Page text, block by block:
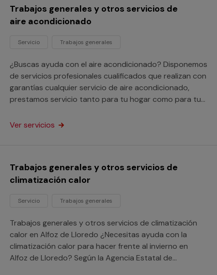
Trabajos generales y otros servicios de
aire acondicionado
Servicio Trabajos generales
¿Buscas ayuda con el aire acondicionado? Disponemos
de servicios profesionales cualificados que realizan con
garantías cualquier servicio de aire acondicionado,
prestamos servicio tanto para tu hogar como para tu
Ver servicios
Trabajos generales y otros servicios de
climatización calor
Servicio Trabajos generales
Trabajos generales y otros servicios de climatización
calor en Alfoz de Lloredo ¿Necesitas ayuda con la
climatización calor para hacer frente al invierno en
Alfoz de Lloredo? Según la Agencia Estatal de